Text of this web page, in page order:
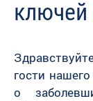
ключей
гости
о